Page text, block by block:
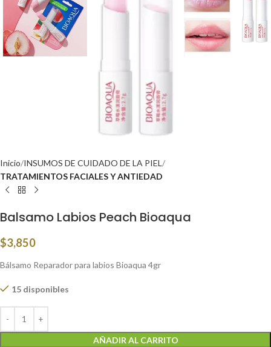
Inicio INSUMOS DE CUIDADO DE LA PIEL
TRATAMIENTOS FACIALES Y ANTIEDAD
Balsamo Labios Peach Bioaqua
$3,850
Bálsamo Reparador para labios Bioaqua 4gr
15 disponibles
AÑADIR AL CARRITO